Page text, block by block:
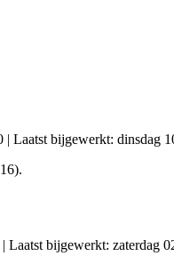
| Laatst bijgewerkt: dinsdag
| Laatst bijgewerkt: zaterdag